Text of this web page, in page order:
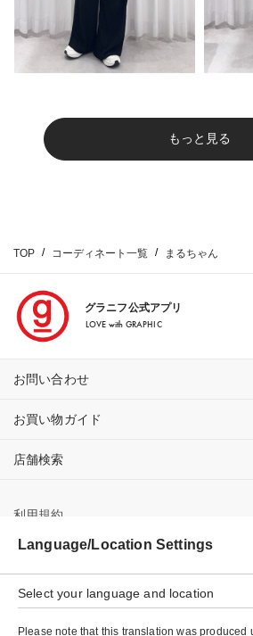
もっと見る
TOP コーディネート一覧 まるちゃん
グラニフ公式アプリ
LOVE with GRAPHIC
お問い合わせ
お買い物ガイド
店舗検索
利用規約
プライバシーポリシー
特定商取引法に基づく表示
会社概要
Language/Location Settings
Select your language and location
Please note that this translation was produced